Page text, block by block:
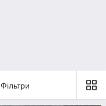
Фільтри